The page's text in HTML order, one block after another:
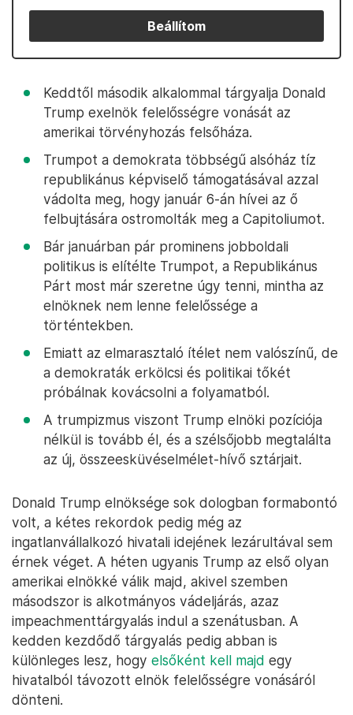
Beállítom
Keddtől második alkalommal tárgyalja Donald
Trump exelnök felelősségre vonását az
amerikai törvényhozás felsőháza.
Trumpot a demokrata többségű alsóház tíz
republikánus képviselő támogatásával azzal
vádolta meg, hogy január 6-án hívei az ő
felbujtására ostromolták meg a Capitoliumot.
Bár januárban pár prominens jobboldali
politikus is elítélte Trumpot, a Republikánus
Párt most már szeretne úgy tenni, mintha az
elnöknek nem lenne felelőssége a
történtekben.
Emiatt az elmarasztaló ítélet nem valószínű, de
a demokraták erkölcsi és politikai tőkét
próbálnak kovácsolni a folyamatból.
A trumpizmus viszont Trump elnöki pozíciója
nélkül is tovább él, és a szélsőjobb megtalálta
az új, összeesküvéselmélet-hívő sztárjait.
Donald Trump elnöksége sok dologban formabontó
volt, a kétes rekordok pedig még az
ingatlanvállalkozó hivatali idejének lezárultával sem
érnek véget. A héten ugyanis Trump az első olyan
amerikai elnökké válik majd, akivel szemben
másodszor is alkotmányos vádeljárás, azaz
impeachmenttárgyalás indul a szenátusban. A
kedden kezdődő tárgyalás pedig abban is
különleges lesz, hogy elsőként kell majd egy
hivatalból távozott elnök felelősségre vonásáról
dönteni.